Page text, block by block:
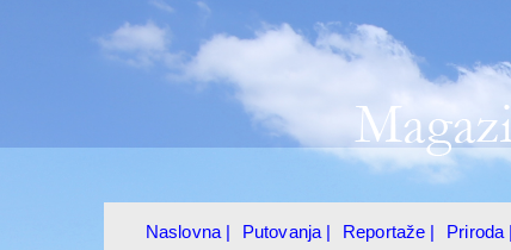
Naslovna | Putovanja | Reportaže | Priroda |